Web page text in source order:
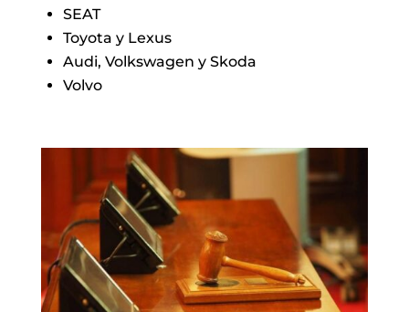
SEAT
Toyota y Lexus
Audi, Volkswagen y Skoda
Volvo